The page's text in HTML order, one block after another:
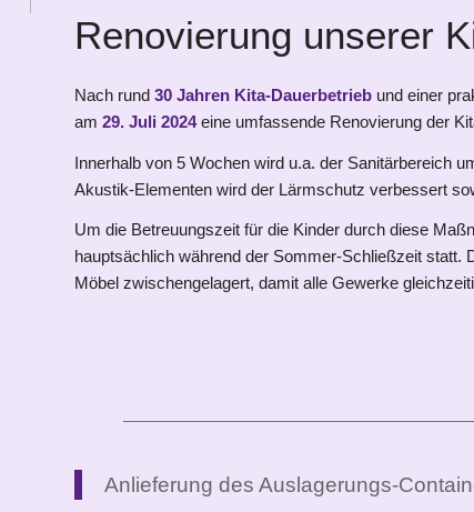
Renovierung unserer
Nach rund 30 Jahren Kita-Dauerbetrieb und einer
am 29. Juli 2024eine umfassende Renovierung der
Innerhalb von 5 Wochen wird u.a. der Sanitärbereich
Akustik-Elementen wird der Lärmschutz verbessert
Um die Betreuungszeit für die Kinder durch diese
hauptsächlich während der Sommer-Schließzeit statt.
Möbel zwischengelagert, damit alle Gewerke
Anlieferung des Auslagerungs-